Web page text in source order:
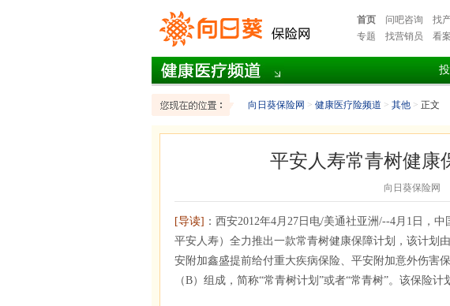
首页 问吧咨询 找
专题
找营销员 看
向日葵保险网 > 健康医疗险频道 > 其他 > 正文
平安人寿常青树健康
向日葵保险网
[导读] ：西安2012年4月27日电/美通社亚洲/--4月1日，
平安人寿）全力推出一款常青树健康保障计划，该计划
安附加鑫盛提前给付重大疾病保险、平安附加意外伤害
（B）组成，简称“常青树计划”或者“常青树”。该保险计